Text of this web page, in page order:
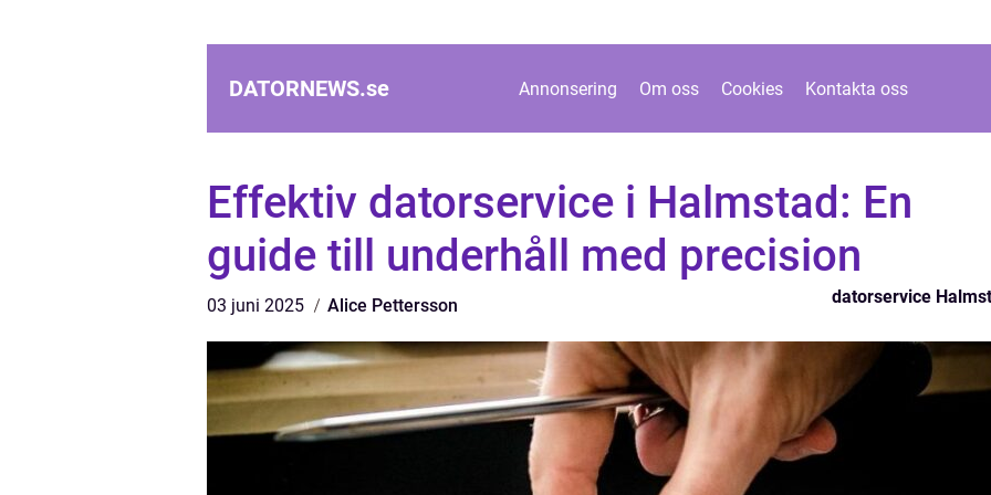
DATORNEWS.se Annonsering Om oss Cookies Kontakta oss
Effektiv datorservice i Halmstad: En
guide till underhåll med precision
03 juni 2025 Alice Pettersson datorservice